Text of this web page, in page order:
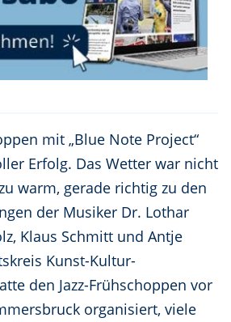
mit „Blue Note Project“
Erfolg. Das Wetter war nicht
warm, gerade richtig zu den
der Musiker Dr. Lothar
Klaus Schmitt und Antje
Kunst-Kultur-
den Jazz-Frühschoppen vor
organisiert, viele